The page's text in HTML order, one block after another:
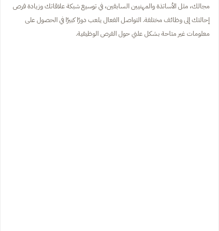
مجالك، مثل الأساتذة والمهنيين السابقين، في توسيع شبكة علاقاتك وزيادة فرص
إحالتك إلى وظائف مختلفة. التواصل الفعال يلعب دورًا كبيرًا في الحصول على
معلومات غير متاحة بشكل علني حول الفرص الوظيفية.